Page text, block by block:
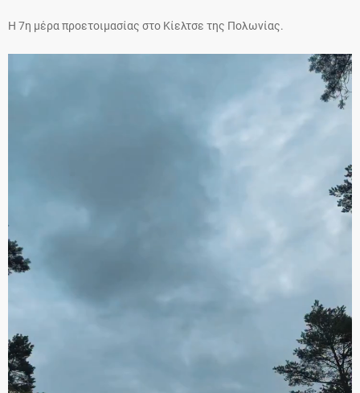
Η 7η μέρα προετοιμασίας στο Κίελτσε της Πολωνίας.